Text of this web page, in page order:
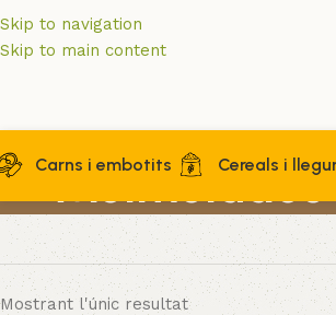
Skip to navigation
Skip to main content
Carns i embotits Cereals i
Melmelades
Mostrant l'únic resultat